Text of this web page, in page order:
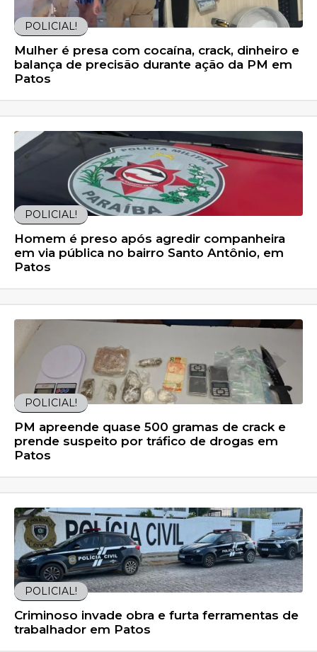
POLICIAL!
Mulher é presa com cocaína, crack, dinheiro e
balança de precisão durante ação da PM em
Patos
POLICIAL!
Homem é preso após agredir companheira
em via pública no bairro Santo Antônio, em
Patos
POLICIAL!
PM apreende quase 500 gramas de crack e
prende suspeito por tráfico de drogas em
Patos
POLICIAL!
Criminoso invade obra e furta ferramentas de
trabalhador em Patos